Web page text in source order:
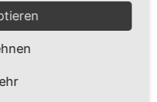
in oder um